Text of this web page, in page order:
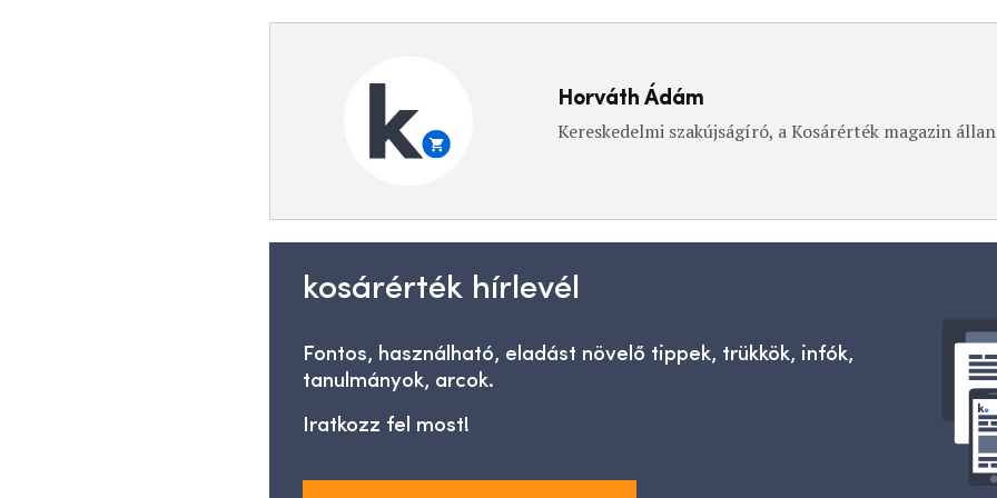
Horváth Ádám
Kereskedelmi szakújságíró, a Kosárérték magazin
kosárérték hírlevél
Fontos, használható, eladást növelő tippek, trükkök, infók,
tanulmányok, arcok.
Iratkozz fel most!